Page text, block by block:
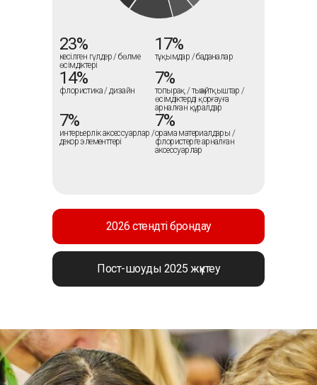
Пост-шоуды 2025 жүктеу
2026 стендті брондау
23%
кесілген гүлдер / бөлме
өсімдіктері
17%
тұқымдар / баданалар
14%
флористика / дизайн
7%
топырақ / тыңайтқыштар /
өсімдіктерді қорғауға
арналған құралдар
7%
интерьерлік аксессуарлар /
декор элементтері
7%
орама материалдары /
флористерге арналған
аксессуарлар